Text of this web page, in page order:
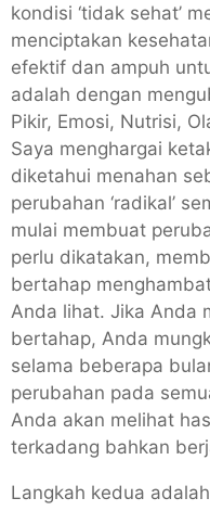
kondisi ‘tidak sehat’
menciptakan
efektif dan ampuh
adalah dengan
Pikir, Emosi, Nutrisi,
Saya menghargai
diketahui menahan
perubahan ‘radikal’
mulai membuat
perlu dikatakan,
bertahap
Anda lihat. Jika Anda
bertahap, Anda
selama beberapa
perubahan pada
Anda akan melihat
terkadang bahkan
Langkah kedua